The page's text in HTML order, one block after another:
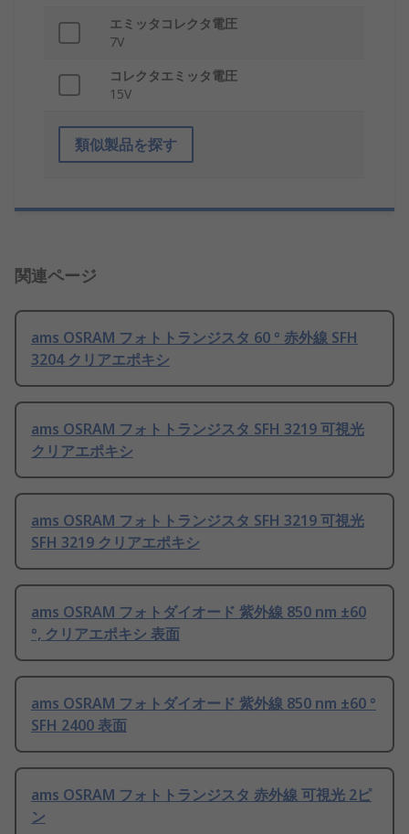
エミッタコレクタ電圧
7V
コレクタエミッタ電圧
15V
類似製品を探す
関連ページ
ams OSRAM フォトトランジスタ 60 ° 赤外線 SFH
3204 クリアエポキシ
ams OSRAM フォトトランジスタ SFH 3219 可視光
クリアエポキシ
ams OSRAM フォトトランジスタ SFH 3219 可視光
SFH 3219 クリアエポキシ
ams OSRAM フォトダイオード 紫外線 850 nm ±60
°, クリアエポキシ 表面
ams OSRAM フォトダイオード 紫外線 850 nm ±60 °
SFH 2400 表面
ams OSRAM フォトトランジスタ 赤外線 可視光 2ピ
ン